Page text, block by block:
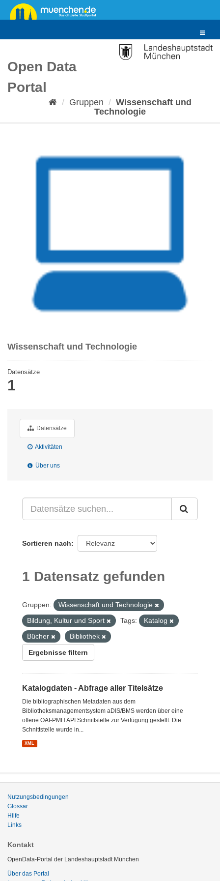
Überspringen
zum
Toggle
Open Data
Portal
Gruppen
Wissenschaft und
Technologie
Wissenschaft und Technologie
Datensätze
1
Datensätze
Aktivitäten
Über uns
Sortieren nach
1 Datensatz gefunden
Gruppen:
Wissenschaft und Technologie
Bildung, Kultur und Sport
Tags:
Katalog
Bücher
Bibliothek
Ergebnisse filtern
Katalogdaten - Abfrage aller Titelsätze
Die bibliographischen Metadaten aus dem
Bibliotheksmanagementsystem aDIS/BMS werden über eine
offene OAI-PMH API Schnittstelle zur Verfügung gestellt. Die
Schnittstelle wurde in...
XML
Nutzungsbedingungen
Glossar
Hilfe
Links
Kontakt
OpenData-Portal der Landeshauptstadt München
Über das Portal